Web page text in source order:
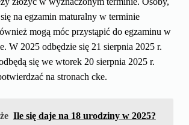
na egzamin maturalny w terminie
mogą móc przystąpić do egzaminu w
W 2025 odbędzie się 21 sierpnia 2025 r.
się we wtorek 20 sierpnia 2025 r.
na stronach cke.
Ile się daje na 18 urodziny w 2025?